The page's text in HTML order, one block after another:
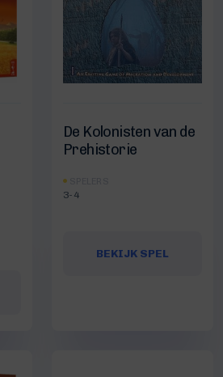
De Kolonisten van de
Prehistorie
3-4
BEKIJK SPEL